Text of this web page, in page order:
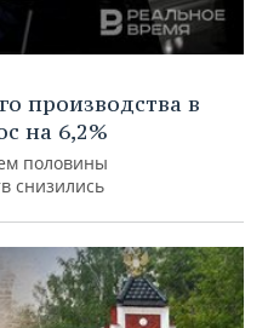
производства в
на 6,2%
половины
снизились